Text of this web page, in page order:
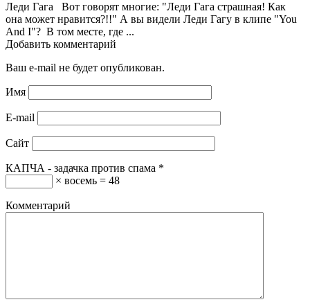
Леди Гага Вот говорят многие: "Леди Гага страшная! Как
она может нравится?!!" А вы видели Леди Гагу в клипе "You
And I"? В том месте, где ...
Добавить комментарий
Ваш e-mail не будет опубликован.
Имя
E-mail
Сайт
КАПЧА - задачка против спама *
× восемь = 48
Комментарий